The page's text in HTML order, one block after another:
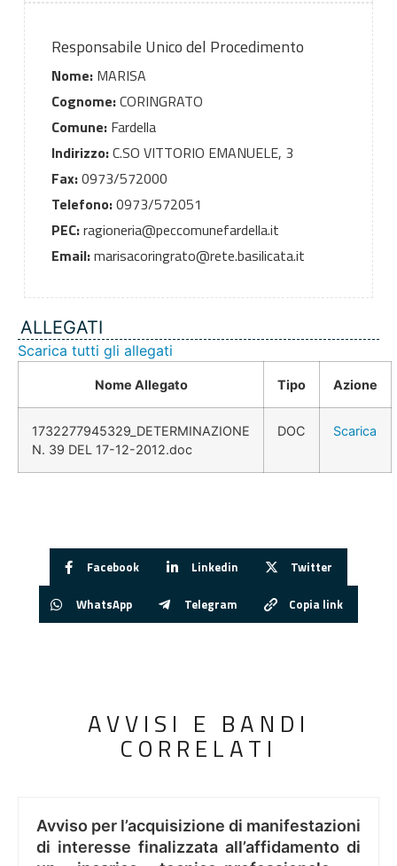
Responsabile Unico del Procedimento
Nome:MARISA
Cognome:CORINGRATO
Comune:Fardella
Indirizzo:C.SO VITTORIO EMANUELE, 3
Fax:0973/572000
Telefono:0973/572051
PEC:ragioneria@peccomunefardella.it
Email:marisacoringrato@rete.basilicata.it
ALLEGATI
Scarica tutti gli allegati
Nome Allegato Tipo Azione
1732277945329_DETERMINAZIONE
N. 39 DEL 17-12-2012.doc
DOC Scarica
Facebook Linkedin Twitter
WhatsApp Telegram Copia link
AVVISI E BANDI
CORRELATI
Avviso per l’acquisizione di manifestazioni
di interesse finalizzata all’affidamento di